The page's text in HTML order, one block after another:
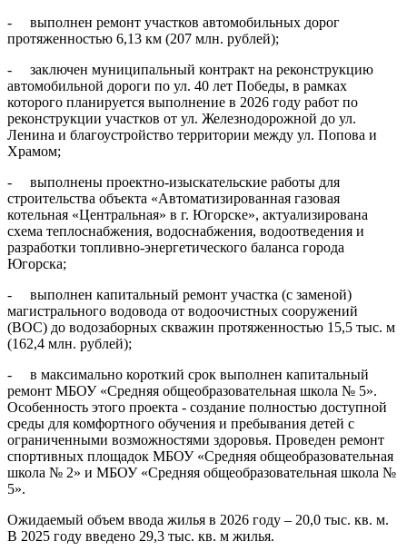
- выполнен ремонт участков автомобильных дорог
протяженностью 6,13 км (207 млн. рублей);
- заключен муниципальный контракт на реконструкцию
автомобильной дороги по ул. 40 лет Победы, в рамках
которого планируется выполнение в 2026 году работ по
реконструкции участков от ул. Железнодорожной до ул.
Ленина и благоустройство территории между ул. Попова и
Храмом;
- выполнены проектно-изыскательские работы для
строительства объекта «Автоматизированная газовая
котельная «Центральная» в г. Югорске», актуализирована
схема теплоснабжения, водоснабжения, водоотведения и
разработки топливно-энергетического баланса города
Югорска;
- выполнен капитальный ремонт участка (с заменой)
магистрального водовода от водоочистных сооружений
(ВОС) до водозаборных скважин протяженностью 15,5 тыс. м
(162,4 млн. рублей);
- в максимально короткий срок выполнен капитальный
ремонт МБОУ «Средняя общеобразовательная школа № 5».
Особенность этого проекта - создание полностью доступной
среды для комфортного обучения и пребывания детей с
ограниченными возможностями здоровья. Проведен ремонт
спортивных площадок МБОУ «Средняя общеобразовательная
школа № 2» и МБОУ «Средняя общеобразовательная школа №
5».
Ожидаемый объем ввода жилья в 2026 году – 20,0 тыс. кв. м.
В 2025 году введено 29,3 тыс. кв. м жилья.